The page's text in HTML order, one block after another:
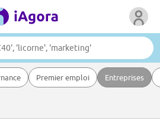
Premier emploi Entreprises